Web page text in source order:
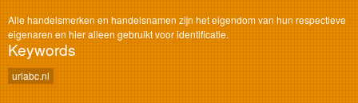
Alle handelsmerken en handelsnamen zijn het eigendom van hun respectieve
eigenaren en hier alleen gebruikt voor identificatie.
Keywords
urlabc.nl